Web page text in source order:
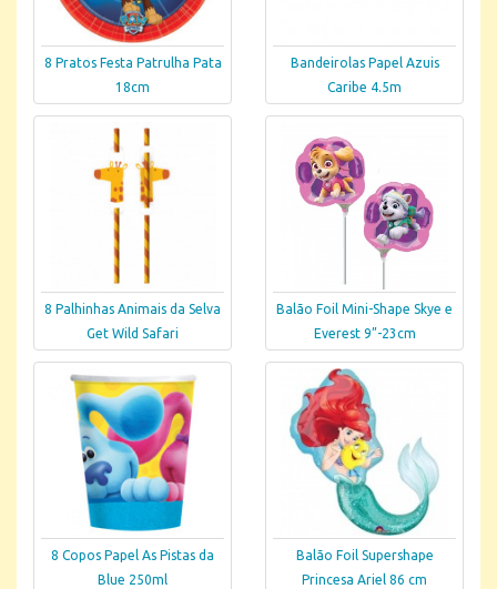
8 Pratos Festa Patrulha Pata
18cm
Bandeirolas Papel Azuis
Caribe 4.5m
8 Palhinhas Animais da Selva
Get Wild Safari
Balão Foil Mini-Shape Skye e
Everest 9”-23cm
8 Copos Papel As Pistas da
Blue 250ml
Balão Foil Supershape
Princesa Ariel 86 cm